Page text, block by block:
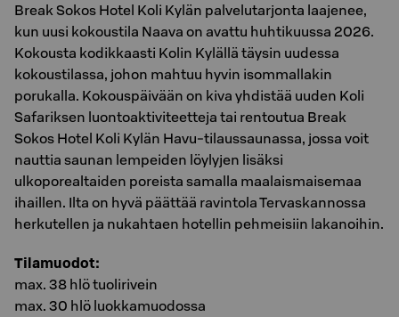
Break Sokos Hotel Koli Kylän palvelutarjonta laajenee,
kun uusi kokoustila Naava on avattu huhtikuussa 2026.
Kokousta kodikkaasti Kolin Kylällä täysin uudessa
kokoustilassa, johon mahtuu hyvin isommallakin
porukalla. Kokouspäivään on kiva yhdistää uuden Koli
Safariksen luontoaktiviteetteja tai rentoutua Break
Sokos Hotel Koli Kylän Havu-tilaussaunassa, jossa voit
nauttia saunan lempeiden löylyjen lisäksi
ulkoporealtaiden poreista samalla maalaismaisemaa
ihaillen. Ilta on hyvä päättää ravintola Tervaskannossa
herkutellen ja nukahtaen hotellin pehmeisiin lakanoihin.
Tilamuodot:
max. 38 hlö tuolirivein
max. 30 hlö luokkamuodossa